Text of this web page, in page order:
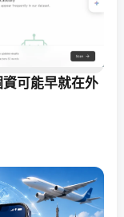
可能早就在外